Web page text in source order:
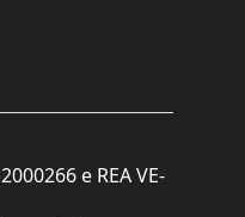
e REA VE-